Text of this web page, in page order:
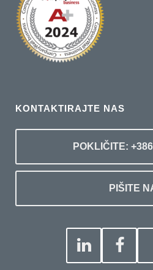
KONTAKTIRAJTE NAS
POKLIČITE:
PIŠITE